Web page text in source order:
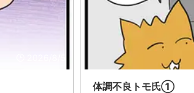
体調不良トモ氏①